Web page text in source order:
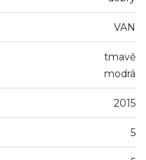
VAN
tmavě
modrá
2015
5